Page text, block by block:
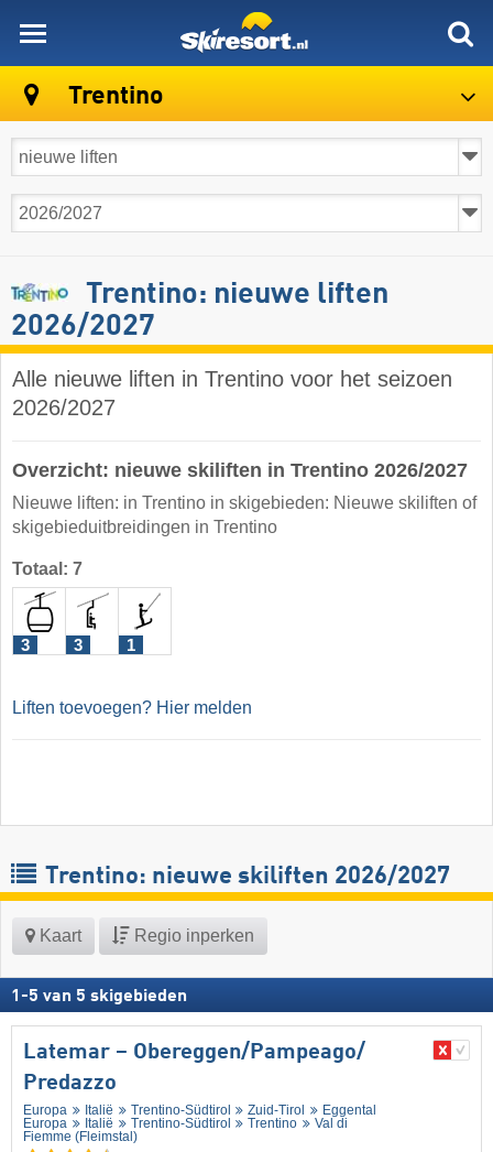
Trentino
Trentino: nieuwe liften
2026/2027
Alle nieuwe liften in Trentino voor het seizoen
2026/2027
Overzicht: nieuwe skiliften in Trentino 2026/2027
Nieuwe liften: in Trentino in skigebieden: Nieuwe skiliften of
skigebieduitbreidingen in Trentino
Totaal: 7
3 3 1
Liften toevoegen? Hier melden
Trentino: nieuwe skiliften 2026/2027
Kaart Regio inperken
1 -5 van 5 skigebieden
Latemar – Obereggen/​Pampeago/​
Predazzo
Europa Italië Trentino-Südtirol Zuid-Tirol
Eggental
Europa
Italië Trentino-Südtirol Trentino
Val di
Fiemme (Fleimstal)